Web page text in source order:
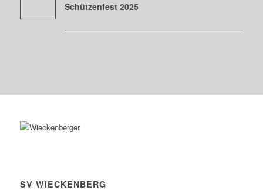
Schützenfest 2025
SV WIECKENBERG